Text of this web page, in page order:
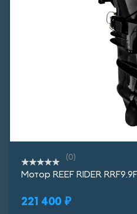
(0)
Мотор REEF RIDER
221 400 ₽